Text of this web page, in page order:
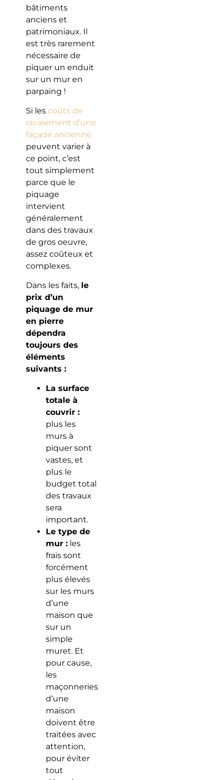
bâtiments
anciens et
patrimoniaux. Il
est très rarement
nécessaire de
piquer un enduit
sur un mur en
parpaing !
Si les coûts de
ravalement d’une
façade ancienne
peuvent varier à
ce point, c’est
tout simplement
parce que le
piquage
intervient
généralement
dans des travaux
de gros oeuvre,
assez coûteux et
complexes.
Dans les faits, le
prix d’un
piquage de mur
en pierre
dépendra
toujours des
éléments
suivants :
La surface
totale à
couvrir :
plus les
murs à
piquer sont
vastes, et
plus le
budget total
des travaux
sera
important.
Le type de
mur :les
frais sont
forcément
plus élevés
sur les murs
d’une
maison que
sur un
simple
muret. Et
pour cause,
les
maçonneries
d’une
maison
doivent être
traitées avec
attention,
pour éviter
tout